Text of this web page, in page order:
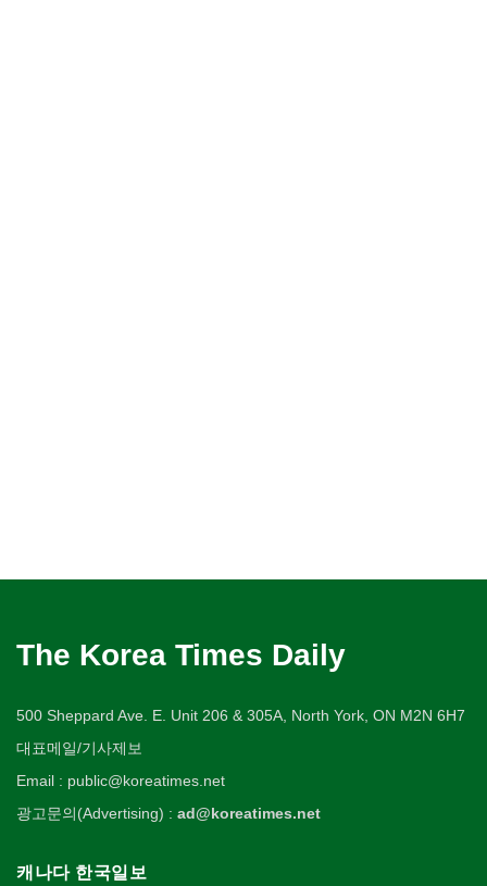
The Korea Times Daily
500 Sheppard Ave. E. Unit 206 & 305A, North York, ON M2N 6H7
대표메일/기사제보
Email : public@koreatimes.net
광고문의(Advertising) : ad@koreatimes.net
캐나다 한국일보